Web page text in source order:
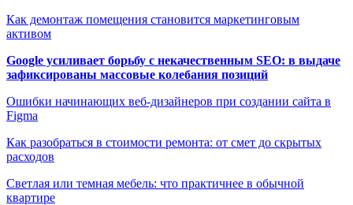
Как демонтаж помещения становится маркетинговым
активом
Google усиливает борьбу с некачественным SEO: в выдаче
зафиксированы массовые колебания позиций
Ошибки начинающих веб-дизайнеров при создании сайта в
Figma
Как разобраться в стоимости ремонта: от смет до скрытых
расходов
Светлая или темная мебель: что практичнее в обычной
квартире